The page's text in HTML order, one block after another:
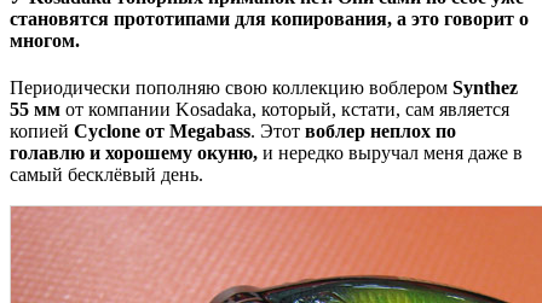
становятся прототипами для копирования, а это говорит о
многом.
Периодически пополняю свою коллекцию воблером Synthez
55 мм от компании Kosadaka, который, кстати, сам является
копией Cyclone от Megabass. Этот воблер неплох по
голавлю и хорошему окуню, и нередко выручал меня даже в
самый бесклёвый день.